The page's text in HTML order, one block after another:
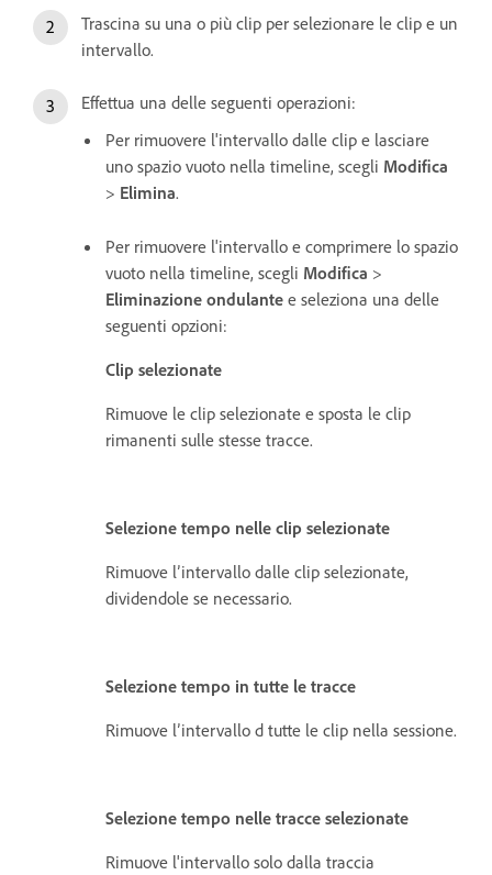
Trascina su una o più clip per selezionare le clip e un
intervallo.
Effettua una delle seguenti operazioni:
Per rimuovere l'intervallo dalle clip e lasciare
uno spazio vuoto nella timeline, scegli Modifica
> Elimina.
Per rimuovere l'intervallo e comprimere lo spazio
vuoto nella timeline, scegli Modifica >
Eliminazione ondulante e seleziona una delle
seguenti opzioni:
Clip selezionate
Rimuove le clip selezionate e sposta le clip
rimanenti sulle stesse tracce.
Selezione tempo nelle clip selezionate
Rimuove l’intervallo dalle clip selezionate,
dividendole se necessario.
Selezione tempo in tutte le tracce
Rimuove l’intervallo d tutte le clip nella sessione.
Selezione tempo nelle tracce selezionate
Rimuove l'intervallo solo dalla traccia